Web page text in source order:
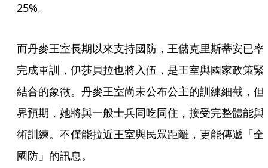
25%。
而丹麥王室長期以來支持國防，王儲克里斯蒂安已率
完成軍訓，伊莎貝拉也將入伍，是王室與國家政策緊
結合的象徵。丹麥王室尚未公布公主的訓練細截，但
界預期，她將與一般士兵同吃同住，接受完整體能與
術訓練。不僅能拉近王室與民眾距離，更能傳遞「全
國防」的訊息。